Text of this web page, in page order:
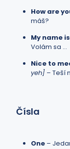
How are
máš?
My name
Volám sa …
Nice to
yeh] – Teší
Čísla
One –